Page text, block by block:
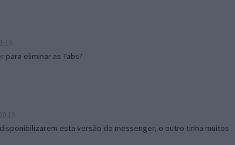
para eliminar as Tabs?
esta versão do messenger, o outro tinha muitos